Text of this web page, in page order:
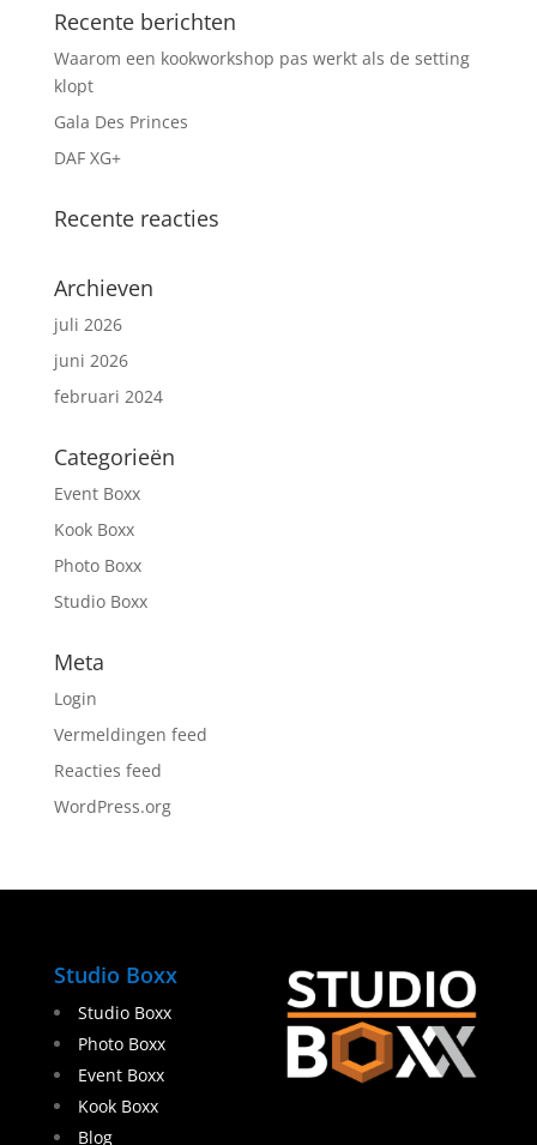
Recente berichten
Waarom een kookworkshop pas werkt als de setting
klopt
Gala Des Princes
DAF XG+
Recente reacties
Archieven
juli 2026
juni 2026
februari 2024
Categorieën
Event Boxx
Kook Boxx
Photo Boxx
Studio Boxx
Meta
Login
Vermeldingen feed
Reacties feed
WordPress.org
Studio Boxx
Studio Boxx
Photo Boxx
Event Boxx
Kook Boxx
Blog